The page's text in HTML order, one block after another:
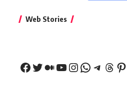
Web Stories
नीतीश कुमार का पहला